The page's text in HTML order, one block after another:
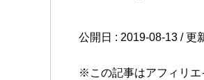
公開日 : 2019-08-13 / 更
※この記事はアフィリエ